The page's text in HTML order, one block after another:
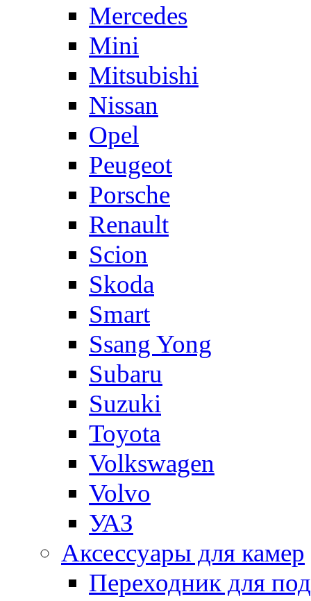
Mercedes
Mini
Mitsubishi
Nissan
Opel
Peugeot
Porsche
Renault
Scion
Skoda
Smart
Ssang Yong
Subaru
Suzuki
Toyota
Volkswagen
Volvo
УАЗ
Аксессуары для камер
Переходник для